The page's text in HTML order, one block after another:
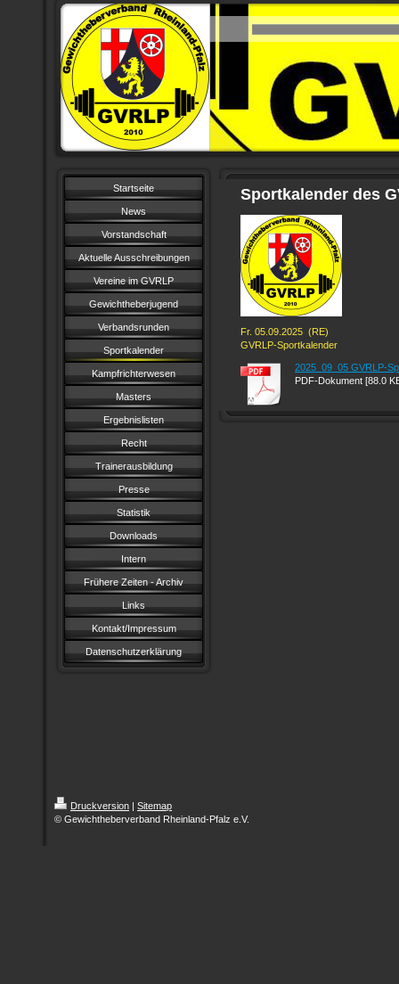
Startseite
News
Vorstandschaft
Aktuelle Ausschreibungen
Vereine im GVRLP
Gewichtheberjugend
Verbandsrunden
Sportkalender
Kampfrichterwesen
Masters
Ergebnislisten
Recht
Trainerausbildung
Presse
Statistik
Downloads
Intern
Frühere Zeiten - Archiv
Links
Kontakt/Impressum
Datenschutzerklärung
Sportkalender des
Fr. 05.09.2025 (RE)
GVRLP-Sportkalender
2025_09_05 GVRLP-
PDF-Dokument [88.0
Druckversion | Sitemap
© Gewichtheberverband Rheinland-Pfalz e.V.